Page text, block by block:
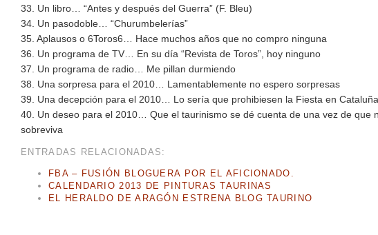
33. Un libro… “Antes y después del Guerra” (F. Bleu)
34. Un pasodoble… “Churumbelerías”
35. Aplausos o 6Toros6… Hace muchos años que no compro ninguna
36. Un programa de TV… En su día “Revista de Toros”, hoy ninguno
37. Un programa de radio… Me pillan durmiendo
38. Una sorpresa para el 2010… Lamentablemente no espero sorpresas
39. Una decepción para el 2010… Lo sería que prohibiesen la Fiesta en
40. Un deseo para el 2010… Que el taurinismo se dé cuenta de una vez de que
sobreviva
ENTRADAS RELACIONADAS:
FBA – FUSIÓN BLOGUERA POR EL AFICIONADO.
CALENDARIO 2013 DE PINTURAS TAURINAS
EL HERALDO DE ARAGÓN ESTRENA BLOG TAURINO